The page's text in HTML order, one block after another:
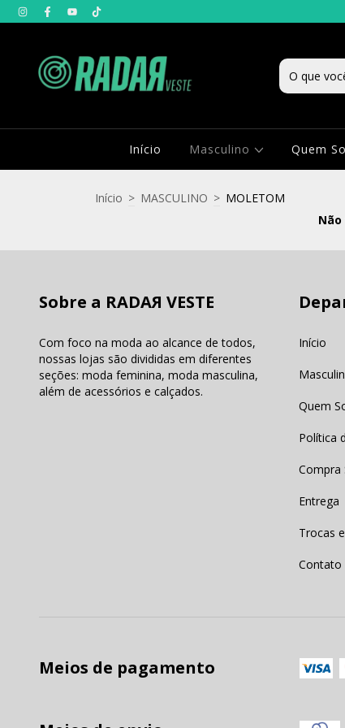
Início Masculino Quem
Início > MASCULINO > MOLETOM
Sobre a RADAЯ VESTE
Com foco na moda ao alcance de todos,
nossas lojas são divididas em diferentes
seções: moda feminina, moda masculina,
além de acessórios e calçados.
Início
Quem
Política
Compra
Entrega
Trocas
Contato
Meios de pagamento